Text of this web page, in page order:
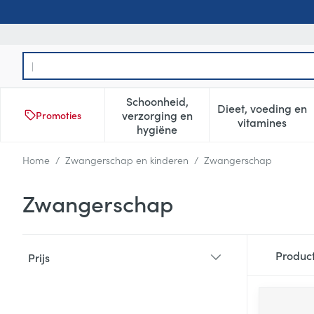
Product, merk, categorie...
Promoties
Schoonheid,
verzorging en
hygiëne
Toon submenu voor
Dieet, voeding en
vitamines
Toon
Home / Zwangerschap en kinderen / Zwangerschap
Zwangerschap
Prijs